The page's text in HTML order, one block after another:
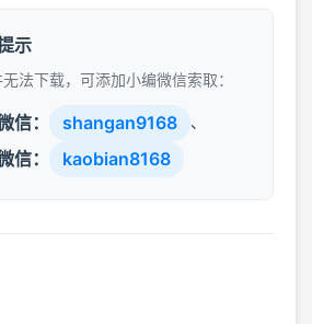
示
法下载，可添加小编微信索取：
信： shangan9168 、
信： kaobian8168